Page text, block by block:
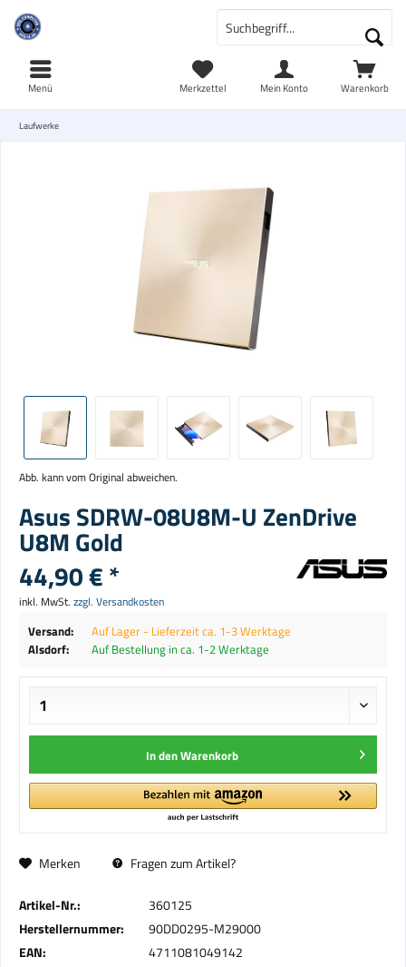
Warenkorb
Merkzettel Mein Konto
Menü
Laufwerke
Abb. kann vom Original abweichen.
Asus SDRW-08U8M-U ZenDrive
U8M Gold
44,90 € *
inkl. MwSt. zzgl. Versandkosten
Versand:
Auf Lager - Lieferzeit ca. 1-3 Werktage
Alsdorf:
Auf Bestellung in ca. 1-2 Werktage
In denWarenkorb
Merken Fragen zum Artikel?
Artikel-Nr.:
360125
Herstellernummer:
90DD0295-M29000
EAN:
4711081049142